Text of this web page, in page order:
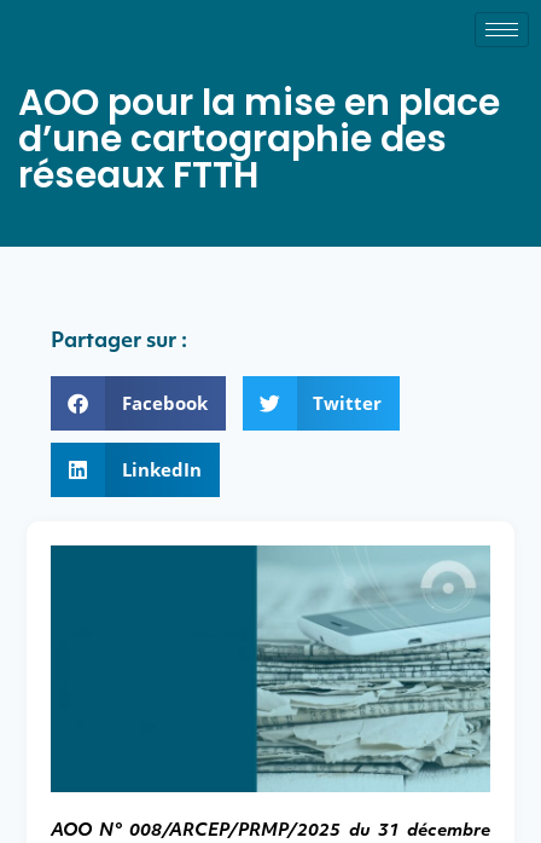
AOO pour la mise en place
d’une cartographie des
réseaux FTTH
Partager sur :
Facebook Twitter
LinkedIn
AOO N° 008/ARCEP/PRMP/2025 du 31 décembre